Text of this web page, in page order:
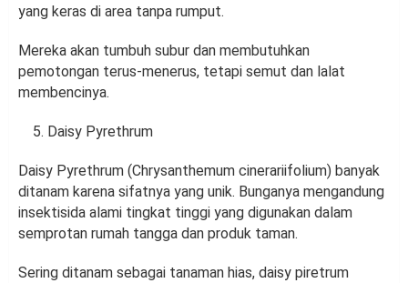
yang keras di area tanpa rumput.
Mereka akan tumbuh subur dan membutuhkan
pemotongan terus-menerus, tetapi semut dan lalat
membencinya.
Daisy Pyrethrum
Daisy Pyrethrum (Chrysanthemum cinerariifolium) banyak
ditanam karena sifatnya yang unik. Bunganya mengandung
insektisida alami tingkat tinggi yang digunakan dalam
semprotan rumah tangga dan produk taman.
Sering ditanam sebagai tanaman hias, daisy piretrum